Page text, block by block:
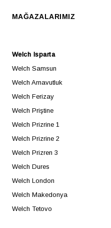
MAĞAZALARIMIZ
Welch Isparta
Welch Samsun
Welch Arnavutluk
Welch Ferizay
Welch Priştine
Welch Prizrine 1
Welch Prizrine 2
Welch Prizren 3
Welch Dures
Welch London
Welch Makedonya
Welch Tetovo